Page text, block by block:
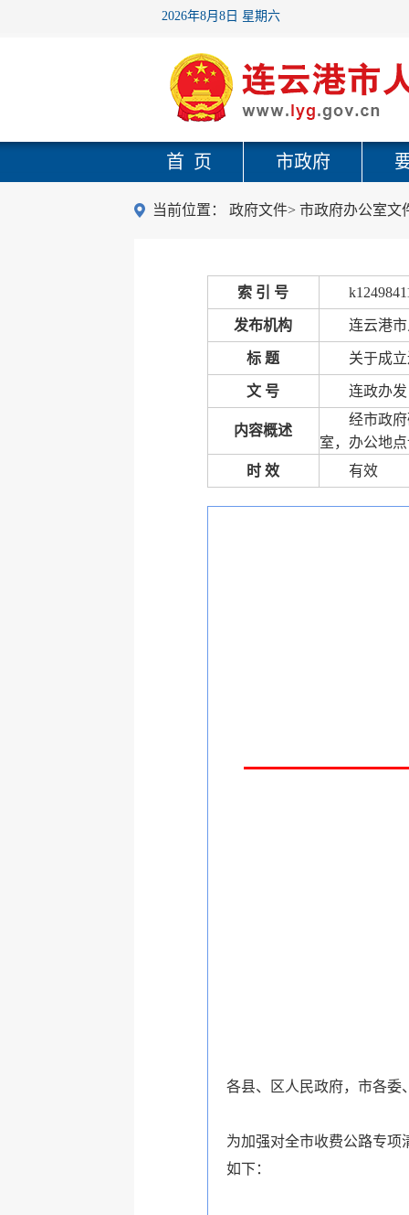
2026年8月8日 星期六
首 页 市政府
当前位置： 政府文件> 市政府办公室文
索 引 号
发布机构 连云港
标 题 关于成
文 号 连政办发
内容概述
经市政
室，办公地
时 效
有效
各县、区人民政府，市各委
为加强对全市收费公路专项
如下：